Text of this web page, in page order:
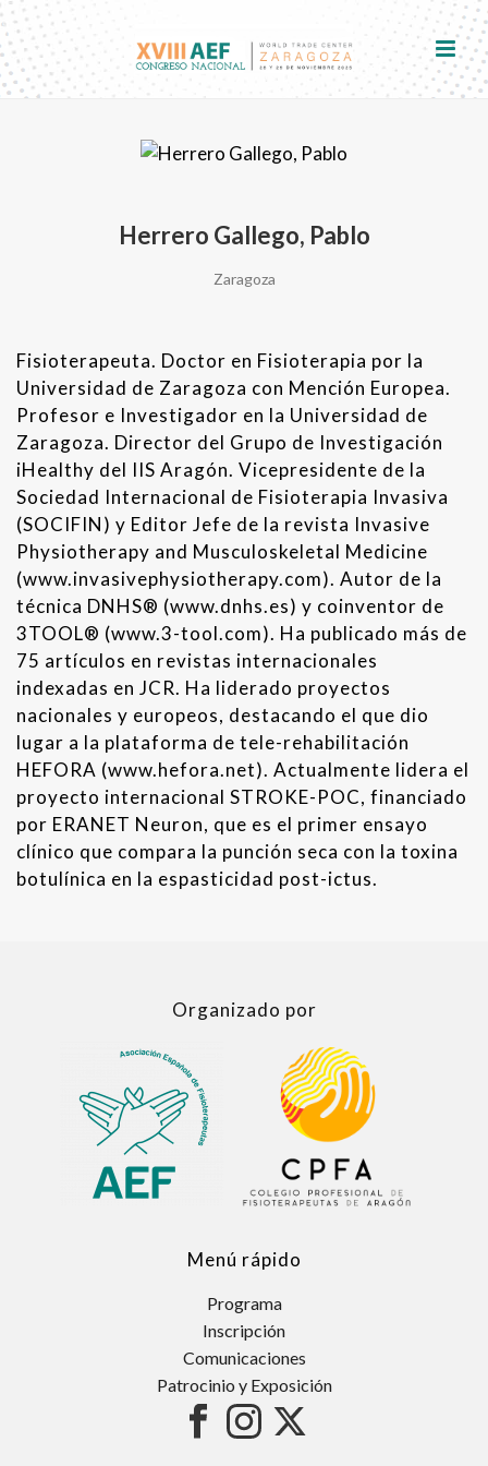
Herrero Gallego, Pablo
Zaragoza
Fisioterapeuta. Doctor en Fisioterapia por la
Universidad de Zaragoza con Mención Europea.
Profesor e Investigador en la Universidad de
Zaragoza. Director del Grupo de Investigación
iHealthy del IIS Aragón. Vicepresidente de la
Sociedad Internacional de Fisioterapia Invasiva
(SOCIFIN) y Editor Jefe de la revista Invasive
Physiotherapy and Musculoskeletal Medicine
(www.invasivephysiotherapy.com). Autor de la
técnica DNHS® (www.dnhs.es) y coinventor de
3TOOL® (www.3-tool.com). Ha publicado más de
75 artículos en revistas internacionales
indexadas en JCR. Ha liderado proyectos
nacionales y europeos, destacando el que dio
lugar a la plataforma de tele-rehabilitación
HEFORA (www.hefora.net). Actualmente lidera el
proyecto internacional STROKE-POC, financiado
por ERANET Neuron, que es el primer ensayo
clínico que compara la punción seca con la toxina
botulínica en la espasticidad post-ictus.
Organizado por
Menú rápido
Programa
Inscripción
Comunicaciones
Patrocinio y Exposición